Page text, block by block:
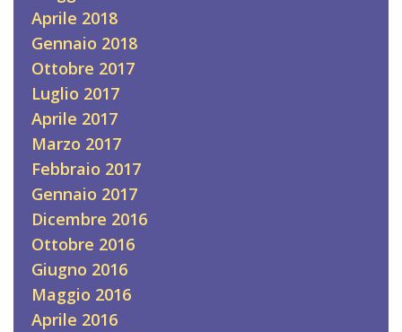
Aprile 2018
Gennaio 2018
Ottobre 2017
Luglio 2017
Aprile 2017
Marzo 2017
Febbraio 2017
Gennaio 2017
Dicembre 2016
Ottobre 2016
Giugno 2016
Maggio 2016
Aprile 2016